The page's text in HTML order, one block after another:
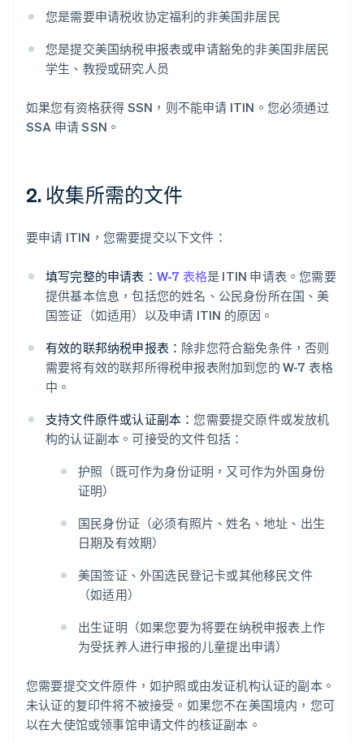
您是需要申请税收协定福利的非美国非居民
您是提交美国纳税申报表或申请豁免的非美国非居民
学生、教授或研究人员
如果您有资格获得 SSN，则不能申请 ITIN。您必须通过
SSA 申请 SSN。
2. 收集所需的文件
要申请 ITIN，您需要提交以下文件：
填写完整的申请表： W-7 表格是 ITIN 申请表。您需要
提供基本信息，包括您的姓名、公民身份所在国、美
国签证（如适用）以及申请 ITIN 的原因。
有效的联邦纳税申报表： 除非您符合豁免条件，否则
需要将有效的联邦所得税申报表附加到您的 W-7 表格
中。
支持文件原件或认证副本：您需要提交原件或发放机
构的认证副本。可接受的文件包括：
护照（既可作为身份证明，又可作为外国身份
证明）
国民身份证（必须有照片、姓名、地址、出生
日期及有效期）
美国签证、外国选民登记卡或其他移民文件
（如适用）
出生证明（如果您要为将要在纳税申报表上作
为受抚养人进行申报的儿童提出申请）
您需要提交文件原件，如护照或由发证机构认证的副本。
未认证的复印件将不被接受。如果您不在美国境内，您可
以在大使馆或领事馆申请文件的核证副本。